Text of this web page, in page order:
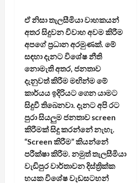
ඒ නිසා තැලසීමියා වාහකයන්
අතර සිදුවන විවාහ අවම කිරීම
අපගේ ප්‍රධාන අරමුණක්. මේ
සඳහා දැනට විශේෂ නීති
නොමැති අතර, ජනතාව
දැනුවත් කිරීම මඟින්ම මේ
කාර්යය ඉදිරියට ගෙන යාමට
සිදුවී තිබෙනවා. දැනට අපි රට
පුරා සියලුම ජනතාව screen
කිරීමක් සිදු කරන්නේ නැහැ.
“Screen කිරීම” කියන්නේ
පරීක්ෂා කිරීම. නමුත් තැලසීමියා
වැඩිපුර වාර්තාවන දිස්ත්‍රික්ක
හයක විශේෂ වැඩසටහන්